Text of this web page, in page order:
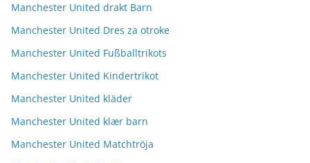
Manchester United drakt Barn
Manchester United Dres za otroke
Manchester United Fußballtrikots
Manchester United Kindertrikot
Manchester United kläder
Manchester United klær barn
Manchester United Matchtröja